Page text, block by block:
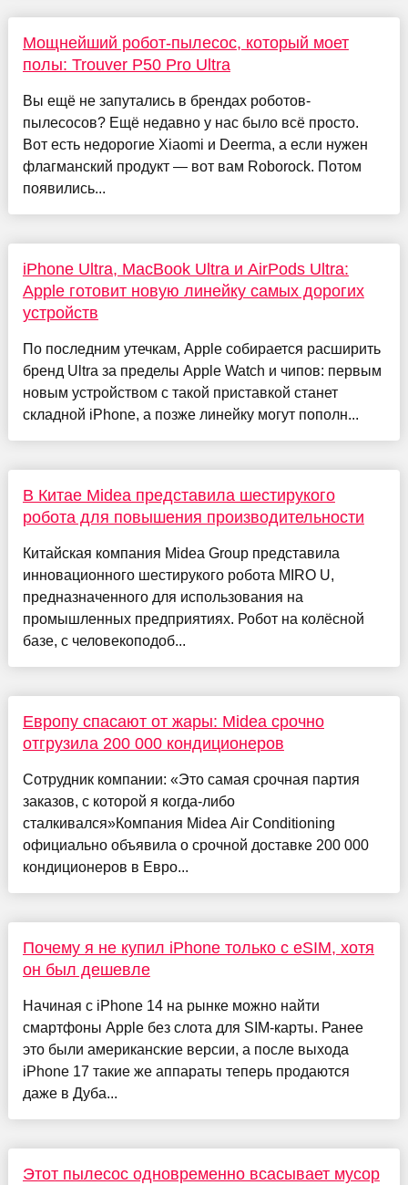
Мощнейший робот-пылесос, который моет
полы: Trouver P50 Pro Ultra
Вы ещё не запутались в брендах роботов-
пылесосов? Ещё недавно у нас было всё просто.
Вот есть недорогие Xiaomi и Deerma, а если нужен
флагманский продукт — вот вам Roborock. Потом
появились...
iPhone Ultra, MacBook Ultra и AirPods Ultra:
Apple готовит новую линейку самых дорогих
устройств
По последним утечкам, Apple собирается расширить
бренд Ultra за пределы Apple Watch и чипов: первым
новым устройством с такой приставкой станет
складной iPhone, а позже линейку могут пополн...
В Китае Midea представила шестирукого
робота для повышения производительности
Китайская компания Midea Group представила
инновационного шестирукого робота MIRO U,
предназначенного для использования на
промышленных предприятиях. Робот на колёсной
базе, с человекоподоб...
Европу спасают от жары: Midea срочно
отгрузила 200 000 кондиционеров
Сотрудник компании: «Это самая срочная партия
заказов, с которой я когда-либо
сталкивался»Компания Midea Air Conditioning
официально объявила о срочной доставке 200 000
кондиционеров в Евро...
Почему я не купил iPhone только с eSIM, хотя
он был дешевле
Начиная с iPhone 14 на рынке можно найти
смартфоны Apple без слота для SIM-карты. Ранее
это были американские версии, а после выхода
iPhone 17 такие же аппараты теперь продаются
даже в Дуба...
Этот пылесос одновременно всасывает мусор